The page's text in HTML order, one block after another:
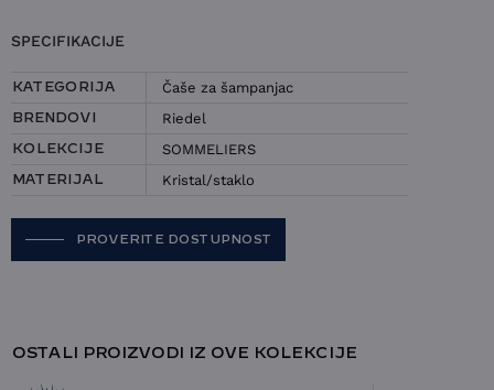
SPECIFIKACIJE
KATEGORIJA Čaše za šampanjac
BRENDOVI Riedel
KOLEKCIJE SOMMELIERS
MATERIJAL Kristal/staklo
PROVERITE DOSTUPNOST
OSTALI PROIZVODI IZ OVE KOLEKCIJE